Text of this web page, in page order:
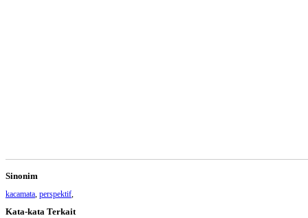
Sinonim
kacamata perspektif
Kata-kata Terkait